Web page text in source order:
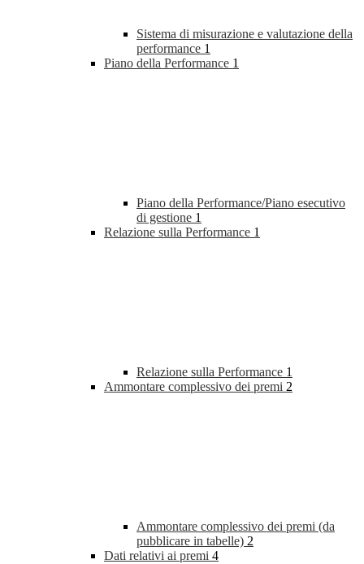
Sistema di misurazione e valutazione della
performance 1
Piano della Performance 1
Piano della Performance/Piano esecutivo
di gestione 1
Relazione sulla Performance 1
Relazione sulla Performance 1
Ammontare complessivo dei premi 2
Ammontare complessivo dei premi (da
pubblicare in tabelle) 2
Dati relativi ai premi 4